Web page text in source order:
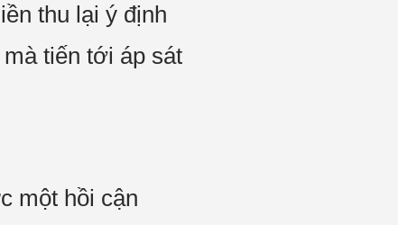
thu lại ý định
tiến tới áp sát
một hồi cận